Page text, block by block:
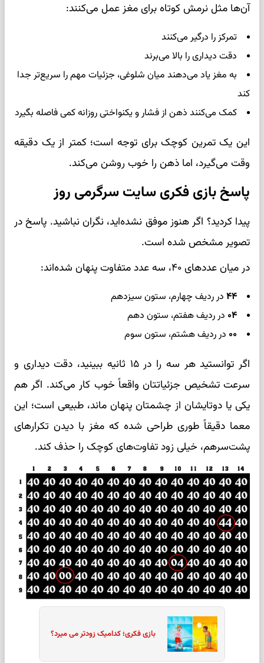
آن‌ها مثل نرمش کوتاه برای مغز عمل می‌کنند:
تمرکز را درگیر می‌کنند
دقت دیداری را بالا می‌برند
به مغز یاد می‌دهند میان شلوغی، جزئیات مهم را سریع‌تر جدا
کند
کمک می‌کنند ذهن از فشار و یکنواختی روزانه کمی فاصله بگیرد
این یک تمرین کوچک برای توجه است؛ کمتر از یک دقیقه
وقت می‌گیرد، اما ذهن را خوب روشن می‌کند.
پاسخ بازی فکری سایت سرگرمی روز
پیدا کردید؟ اگر هنوز موفق نشده‌اید، نگران نباشید. پاسخ در
تصویر مشخص شده است.
در میان عددهای ۴۰، سه عدد متفاوت پنهان شده‌اند:
۴۴ در ردیف چهارم، ستون سیزدهم
۰۴ در ردیف هفتم، ستون دهم
۰۰ در ردیف هشتم، ستون سوم
اگر توانستید هر سه را در ۱۵ ثانیه ببینید، دقت دیداری و
سرعت تشخیص جزئیاتتان واقعاً خوب کار می‌کند. اگر هم
یکی یا دوتایشان از چشمتان پنهان ماند، طبیعی است؛ این
معما دقیقاً طوری طراحی شده که مغز با دیدن تکرارهای
پشت‌سرهم، خیلی زود تفاوت‌های کوچک را حذف کند.
بازی فکری؛ کدامیک زودتر می میرد؟